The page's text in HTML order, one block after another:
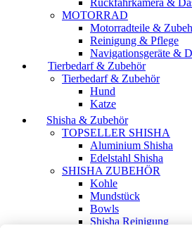
MOTORRAD
Motorradteile &
Reinigung & Pflege
Navigationsgeräte &
Tierbedarf & Zubehör
Tierbedarf & Zubehör
Hund
Katze
Shisha & Zubehör
TOPSELLER SHISHA
Aluminium Shisha
Edelstahl Shisha
SHISHA ZUBEHÖR
Kohle
Mundstück
Bowls
Shisha Reinigung